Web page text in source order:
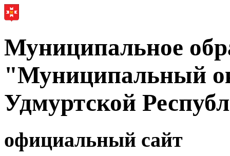
Муниципальное
"Муниципальный
Удмуртской
официальный сайт